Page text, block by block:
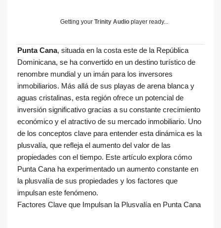
Getting your Trinity Audio player ready...
Punta Cana, situada en la costa este de la República
Dominicana, se ha convertido en un destino turístico de
renombre mundial y un imán para los inversores
inmobiliarios. Más allá de sus playas de arena blanca y
aguas cristalinas, esta región ofrece un potencial de
inversión significativo gracias a su constante crecimiento
económico y el atractivo de su mercado inmobiliario. Uno
de los conceptos clave para entender esta dinámica es la
plusvalía, que refleja el aumento del valor de las
propiedades con el tiempo. Este artículo explora cómo
Punta Cana ha experimentado un aumento constante en
la plusvalía de sus propiedades y los factores que
impulsan este fenómeno.
Factores Clave que Impulsan la Plusvalía en Punta Cana